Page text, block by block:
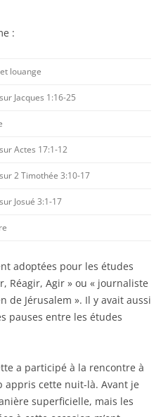
:
louange
Jacques 1:16-25
Actes 17:1-12
2 Timothée 3:10-17
Josué 3:1-17
adoptées pour les études
Réagir, Agir » ou « journaliste
Jérusalem ». Il y avait aussi
pauses entre les études
a participé à la rencontre à
appris cette nuit-là. Avant je
superficielle, mais les